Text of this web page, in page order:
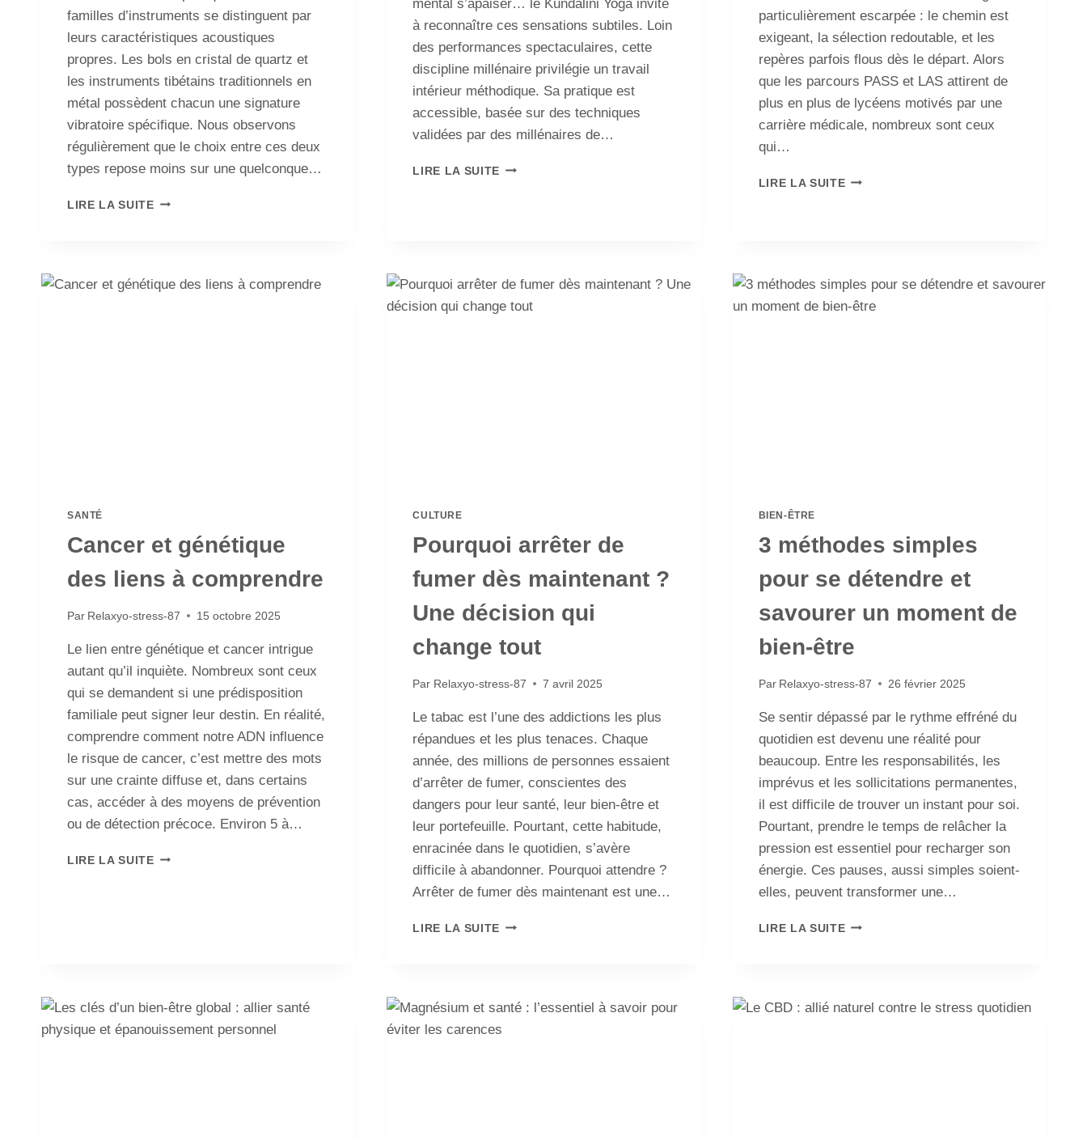
familles d’instruments se distinguent par
leurs caractéristiques acoustiques
propres. Les bols en cristal de quartz et
les instruments tibétains traditionnels en
métal possèdent chacun une signature
vibratoire spécifique. Nous observons
régulièrement que le choix entre ces deux
types repose moins sur une quelconque…
LIRE LA SUITE
mental s’apaiser… le Kundalini Yoga invite
à reconnaître ces sensations subtiles. Loin
des performances spectaculaires, cette
discipline millénaire privilégie un travail
intérieur méthodique. Sa pratique est
accessible, basée sur des techniques
validées par des millénaires de…
LIRE LA SUITE
particulièrement escarpée : le chemin est
exigeant, la sélection redoutable, et les
repères parfois flous dès le départ. Alors
que les parcours PASS et LAS attirent de
plus en plus de lycéens motivés par une
carrière médicale, nombreux sont ceux
qui…
LIRE LA SUITE
SANTÉ
Cancer et génétique
des liens à comprendre
Par Relaxyo-stress-87 15 octobre 2025
Le lien entre génétique et cancer intrigue
autant qu’il inquiète. Nombreux sont ceux
qui se demandent si une prédisposition
familiale peut signer leur destin. En réalité,
comprendre comment notre ADN influence
le risque de cancer, c’est mettre des mots
sur une crainte diffuse et, dans certains
cas, accéder à des moyens de prévention
ou de détection précoce. Environ 5 à…
LIRE LA SUITE
CULTURE
Pourquoi arrêter de
fumer dès maintenant ?
Une décision qui
change tout
Par Relaxyo-stress-87 7 avril 2025
Le tabac est l’une des addictions les plus
répandues et les plus tenaces. Chaque
année, des millions de personnes essaient
d’arrêter de fumer, conscientes des
dangers pour leur santé, leur bien-être et
leur portefeuille. Pourtant, cette habitude,
enracinée dans le quotidien, s’avère
difficile à abandonner. Pourquoi attendre ?
Arrêter de fumer dès maintenant est une…
LIRE LA SUITE
BIEN-ÊTRE
3 méthodes simples
pour se détendre et
savourer un moment de
bien-être
Par Relaxyo-stress-87 26 février 2025
Se sentir dépassé par le rythme effréné du
quotidien est devenu une réalité pour
beaucoup. Entre les responsabilités, les
imprévus et les sollicitations permanentes,
il est difficile de trouver un instant pour soi.
Pourtant, prendre le temps de relâcher la
pression est essentiel pour recharger son
énergie. Ces pauses, aussi simples soient-
elles, peuvent transformer une…
LIRE LA SUITE